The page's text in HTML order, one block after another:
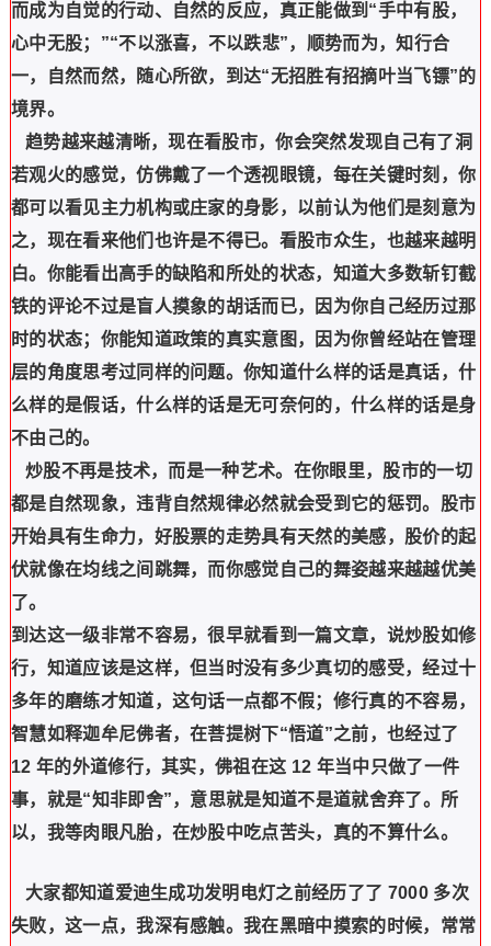
而成为自觉的行动、自然的反应，真正能做到“手中有股，
心中无股；”“不以涨喜，不以跌悲”，顺势而为，知行合
一，自然而然，随心所欲，到达“无招胜有招摘叶当飞镖”的
境界。
趋势越来越清晰，现在看股市，你会突然发现自己有了洞
若观火的感觉，仿佛戴了一个透视眼镜，每在关键时刻，你
都可以看见主力机构或庄家的身影，以前认为他们是刻意为
之，现在看来他们也许是不得已。看股市众生，也越来越明
白。你能看出高手的缺陷和所处的状态，知道大多数斩钉截
铁的评论不过是盲人摸象的胡话而已，因为你自己经历过那
时的状态；你能知道政策的真实意图，因为你曾经站在管理
层的角度思考过同样的问题。你知道什么样的话是真话，什
么样的是假话，什么样的话是无可奈何的，什么样的话是身
不由己的。
炒股不再是技术，而是一种艺术。在你眼里，股市的一切
都是自然现象，违背自然规律必然就会受到它的惩罚。股市
开始具有生命力，好股票的走势具有天然的美感，股价的起
伏就像在均线之间跳舞，而你感觉自己的舞姿越来越越优美
了。
到达这一级非常不容易，很早就看到一篇文章，说炒股如修
行，知道应该是这样，但当时没有多少真切的感受，经过十
多年的磨练才知道，这句话一点都不假；修行真的不容易，
智慧如释迦牟尼佛者，在菩提树下“悟道”之前，也经过了
12 年的外道修行，其实，佛祖在这 12 年当中只做了一件
事，就是“知非即舍”，意思就是知道不是道就舍弃了。所
以，我等肉眼凡胎，在炒股中吃点苦头，真的不算什么。
大家都知道爱迪生成功发明电灯之前经历了了 7000 多次
失败，这一点，我深有感触。我在黑暗中摸索的时候，常常